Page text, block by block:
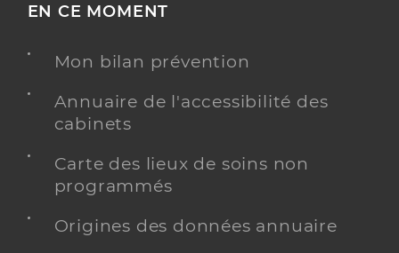
EN CE MOMENT
Mon bilan prévention
Annuaire de l'accessibilité des
cabinets
Carte des lieux de soins non
programmés
Origines des données annuaire